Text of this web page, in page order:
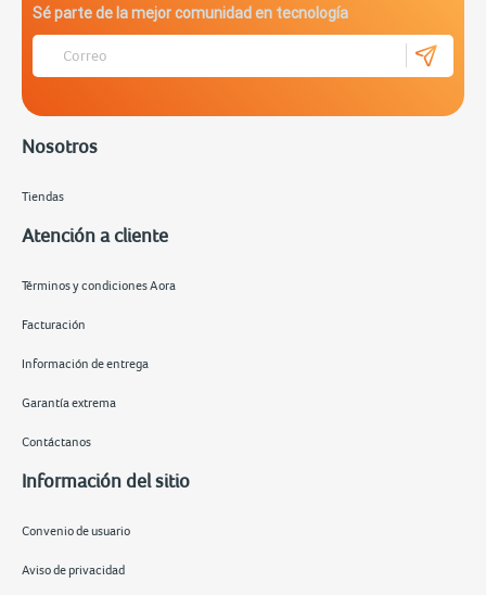
Sé parte de la mejor comunidad en tecnología
Nosotros
Tiendas
Atención a cliente
Términos y condiciones Aora
Facturación
Información de entrega
Garantía extrema
Contáctanos
Información del sitio
Convenio de usuario
Aviso de privacidad